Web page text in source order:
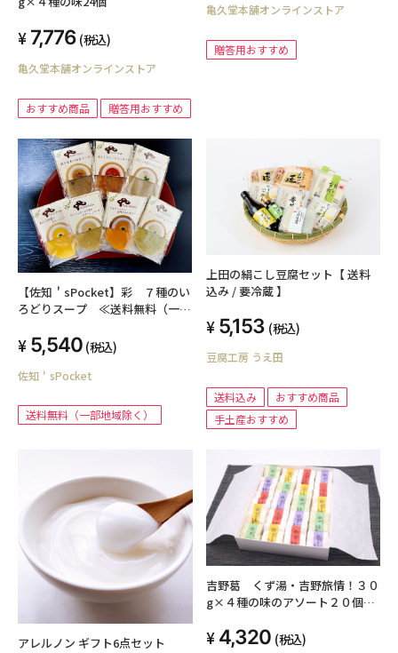
7,776 (税込)
亀久堂本舗オンラインストア
おすすめ商品 贈答用おすすめ
亀久堂本舗オンラインストア
贈答用おすすめ
【佐知＇sPocket】彩 ７種のい
ろどりスープ ≪送料無料（一部
5,540 (税込)
佐知＇sPocket
送料無料（一部地域除く）
上田の絹こし豆腐セット【 送料
込み / 要冷蔵 】
5,153 (税込)
豆腐工房 うえ田
送料込み
おすすめ商品
手土産おすすめ
アレルノン ギフト6点セット
吉野葛 くず湯・吉野旅情！３０
g×４種の味のアソート２０個入
4,320 (税込)